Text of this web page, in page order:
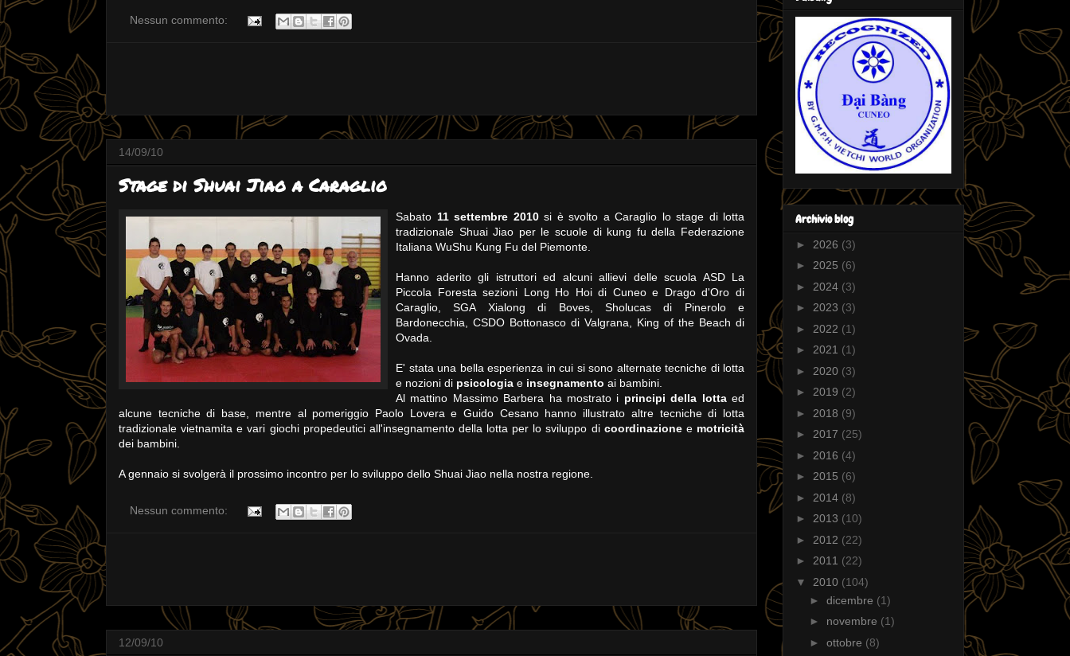
Nessun commento:
14/09/10
Stage di Shuai Jiao a Caraglio
Sabato 11 settembre 2010si è svolto a Caraglio lo stage di lotta
tradizionale Shuai Jiao per le scuole di kung fu della Federazione
Italiana WuShu Kung Fu del Piemonte.
Hanno aderito gli istruttori ed alcuni allievi delle scuola ASD La
Piccola Foresta sezioni Long Ho Hoi di Cuneo e Drago d'Oro di
Caraglio, SGA Xialong di Boves, Sholucas di Pinerolo e
Bardonecchia, CSDO Bottonasco di Valgrana, King of the Beach di
Ovada.
E' stata una bella esperienza in cui si sono alternate tecniche di lotta
e nozioni di psicologia e insegnamento ai bambini.
Al mattino Massimo Barbera ha mostrato i principi della lottaed
alcune tecniche di base, mentre al pomeriggio Paolo Lovera e Guido Cesano hanno illustrato altre tecniche di lotta
tradizionale vietnamita e vari giochi propedeutici all'insegnamento della lotta per lo sviluppo di coordinazione e motricità
dei bambini.
A gennaio si svolgerà il prossimo incontro per lo sviluppo dello Shuai Jiao nella nostra regione.
Nessun commento:
12/09/10
Archivio blog
► 2026 (3)
► 2025 (6)
► 2024 (3)
► 2023 (3)
► 2022 (1)
► 2021 (1)
► 2020 (3)
► 2019 (2)
► 2018 (9)
► 2017 (25)
► 2016 (4)
► 2015 (6)
► 2014 (8)
► 2013 (10)
► 2012 (22)
► 2011 (22)
▼ 2010 (104)
► dicembre (1)
► novembre (1)
► ottobre (8)